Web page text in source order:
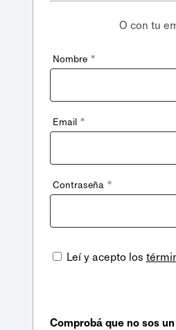
O con tu
Nombre *
Email *
Contraseña *
Leí y acepto los
Comprobá que no sos